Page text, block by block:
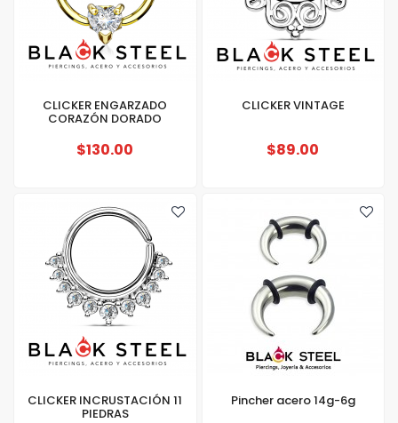
CLICKER ENGARZADO
CORAZÓN DORADO
$130.00
CLICKER VINTAGE
$89.00
CLICKER INCRUSTACIÓN 11
PIEDRAS
Pincher acero 14g-6g